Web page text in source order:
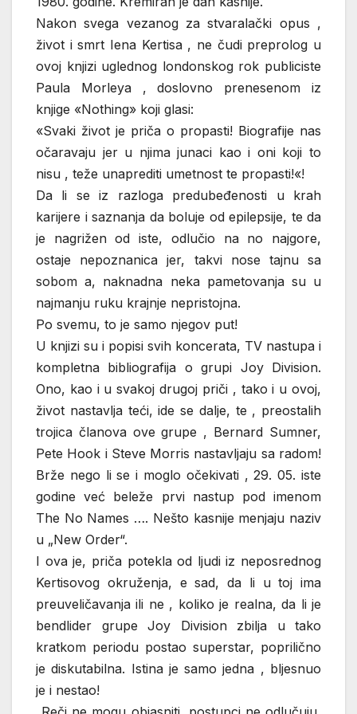
Nakon svega vezanog za stvaralački opus ,
život i smrt Iena Kertisa , ne čudi preprolog u
ovoj knjizi uglednog londonskog rok publiciste
Paula Morleya , doslovno prenesenom iz
knjige «Nothing» koji glasi:
«Svaki život je priča o propasti! Biografije nas
očaravaju jer u njima junaci kao i oni koji to
nisu , teže unaprediti umetnost te propasti!«!
Da li se iz razloga predubeđenosti u krah
karijere i saznanja da boluje od epilepsije, te da
je nagrižen od iste, odlučio na no najgore,
ostaje nepoznanica jer, takvi nose tajnu sa
sobom a, naknadna neka pametovanja su u
najmanju ruku krajnje nepristojna.
Po svemu, to je samo njegov put!
U knjizi su i popisi svih koncerata, TV nastupa i
kompletna bibliografija o grupi Joy Division.
Ono, kao i u svakoj drugoj priči , tako i u ovoj,
život nastavlja teći, ide se dalje, te , preostalih
trojica članova ove grupe , Bernard Sumner,
Pete Hook i Steve Morris nastavljaju sa radom!
Brže nego li se i moglo očekivati , 29. 05. iste
godine već beleže prvi nastup pod imenom
The No Names …. Nešto kasnije menjaju naziv
u „New Order“.
I ova je, priča potekla od ljudi iz neposrednog
Kertisovog okruženja, e sad, da li u toj ima
preuveličavanja ili ne , koliko je realna, da li je
bendlider grupe Joy Division zbilja u tako
kratkom periodu postao superstar, poprilično
je diskutabilna. Istina je samo jedna , bljesnuo
je i nestao!